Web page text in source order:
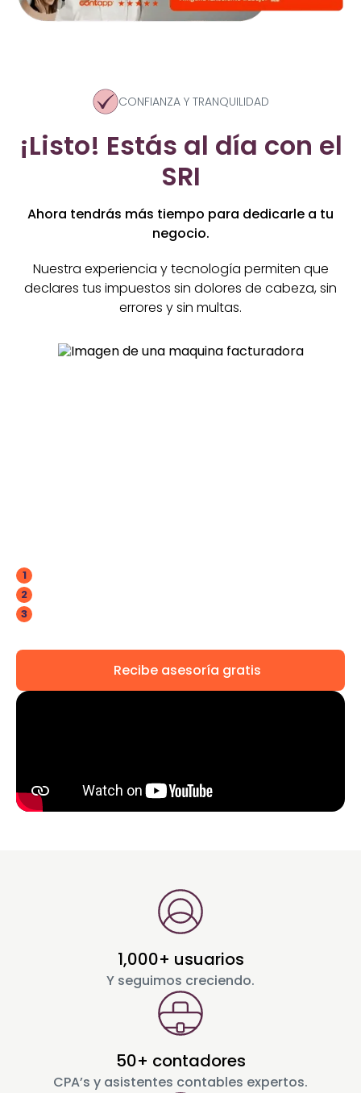
CONFIANZA Y TRANQUILIDAD
¡Listo! Estás al día con el
SRI
Ahora tendrás más tiempo para dedicarle a tu
negocio.
Nuestra experiencia y tecnología permiten que
declares tus impuestos sin dolores de cabeza, sin
errores y sin multas.
1
2
3
Recibe asesoría gratis
1,000+ usuarios
Y seguimos creciendo.
50+ contadores
CPA’s y asistentes contables expertos.